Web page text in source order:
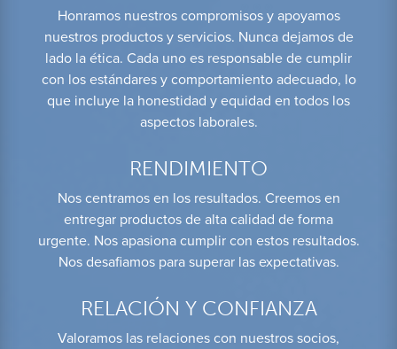
Honramos nuestros compromisos y apoyamos
nuestros productos y servicios. Nunca dejamos de
lado la ética. Cada uno es responsable de cumplir
con los estándares y comportamiento adecuado, lo
que incluye la honestidad y equidad en todos los
aspectos laborales.
RENDIMIENTO
Nos centramos en los resultados. Creemos en
entregar productos de alta calidad de forma
urgente. Nos apasiona cumplir con estos resultados.
Nos desafiamos para superar las expectativas.
RELACIÓN Y CONFIANZA
Valoramos las relaciones con nuestros socios,